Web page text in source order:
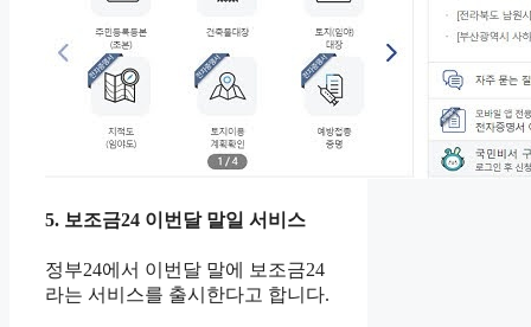
5. 보조금24 이번달 말일 서비스
정부24에서 이번달 말에 보조금24
라는 서비스를 출시한다고 합니다.